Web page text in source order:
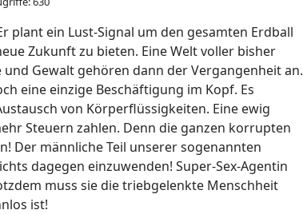
plant ein Lust-Signal um den gesamten Erdball
Zukunft zu bieten. Eine Welt voller bisher
Gewalt gehören dann der Vergangenheit an.
eine einzige Beschäftigung im Kopf. Es
von Körperflüssigkeiten. Eine ewig
Steuern zahlen. Denn die ganzen korrupten
Der männliche Teil unserer sogenannten
dagegen einzuwenden! Super-Sex-Agentin
muss sie die triebgelenkte Menschheit
ist!